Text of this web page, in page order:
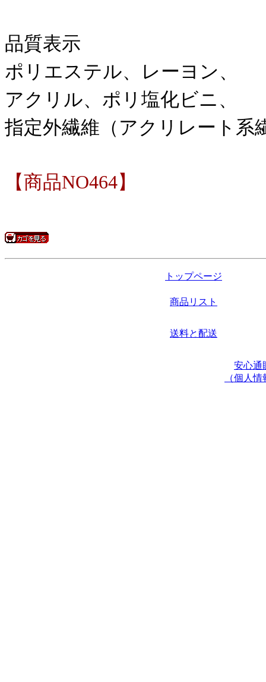
品質表示
ポリエステル、レーヨン、
アクリル、ポリ塩化ビニ、
指定外繊維（アクリレート系
【商品NO464】
トップページ
商品リスト
送料と配送
安心通
（個人